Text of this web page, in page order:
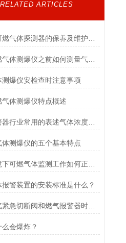
RELATED ARTICLES
使用可燃气体测爆仪之前如何测量气体浓度
测爆仪安检查时注意事项
气体测爆仪特点概述
气体报警器行业常用的表述气体浓度的方法
体测爆仪的五个基本特点
报警装置的安装标准是什么？
连接燃气紧急切断阀和燃气报警器时的注意事项
会爆炸？